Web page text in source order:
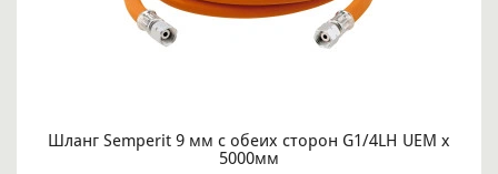
Шланг Semperit 9 мм с обеих сторон G1/4LH UEM x
5000мм